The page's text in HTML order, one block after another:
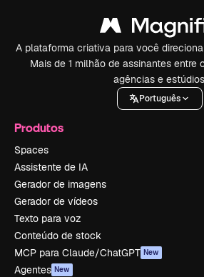
A plataforma criativa para você
Mais de 1 milhão de assinantes entre
agências e
Português
Produtos
Spaces
Assistente de IA
Gerador de imagens
Gerador de vídeos
Texto para voz
Conteúdo de stock
MCP para Claude/ChatGPT New
Agentes New